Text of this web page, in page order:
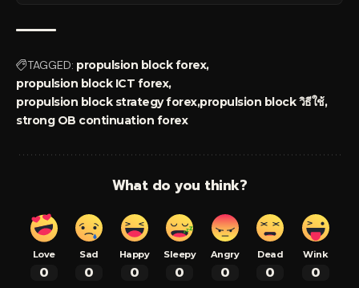
TAGGED: propulsion block forex
propulsion block ICT forex
propulsion block strategy forexpropulsion block วิธีใช้
strong OB continuation forex
What do you think?
Love
0
Sad
0
Happy
0
Sleepy
0
Angry
0
Dead
0
Wink
0